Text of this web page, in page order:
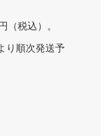
（税込）。
り順次発送予